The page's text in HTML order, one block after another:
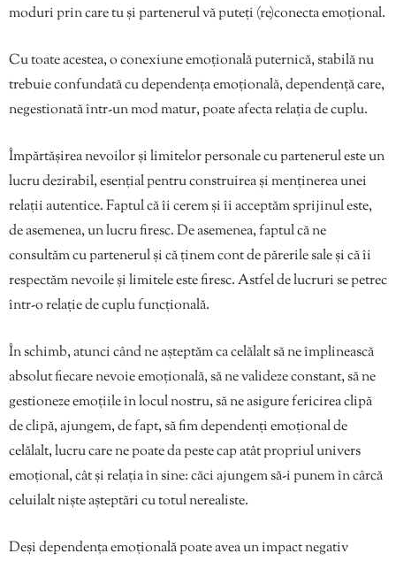
moduri prin care tu și partenerul vă puteți (re)conecta emoțional.
Cu toate acestea, o conexiune emoțională puternică, stabilă nu
trebuie confundată cu dependența emoțională, dependență care,
negestionată într-un mod matur, poate afecta relația de cuplu.
Împărtășirea nevoilor și limitelor personale cu partenerul este un
lucru dezirabil, esențial pentru construirea și menținerea unei
relații autentice. Faptul că îi cerem și îi acceptăm sprijinul este,
de asemenea, un lucru firesc. De asemenea, faptul că ne
consultăm cu partenerul și că ținem cont de părerile sale și că îi
respectăm nevoile și limitele este firesc. Astfel de lucruri se petrec
într-o relație de cuplu funcțională.
În schimb, atunci când ne așteptăm ca celălalt să ne împlinească
absolut fiecare nevoie emoțională, să ne valideze constant, să ne
gestioneze emoțiile în locul nostru, să ne asigure fericirea clipă
de clipă, ajungem, de fapt, să fim dependenți emoțional de
celălalt, lucru care ne poate da peste cap atât propriul univers
emoțional, cât și relația în sine: căci ajungem să-i punem în cârcă
celuilalt niște așteptări cu totul nerealiste.
Deși dependența emoțională poate avea un impact negativ